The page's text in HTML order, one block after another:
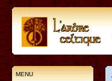
MENU